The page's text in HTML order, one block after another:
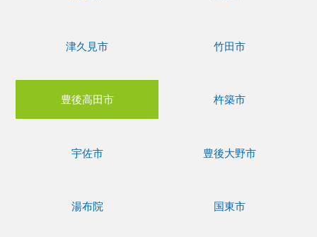
津久見市 竹田市
豊後高田市 杵築市
宇佐市 豊後大野市
湯布院 国東市